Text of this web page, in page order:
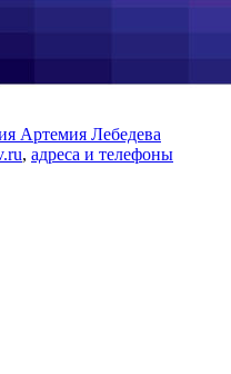
Артемия Лебедева
, адреса и телефоны